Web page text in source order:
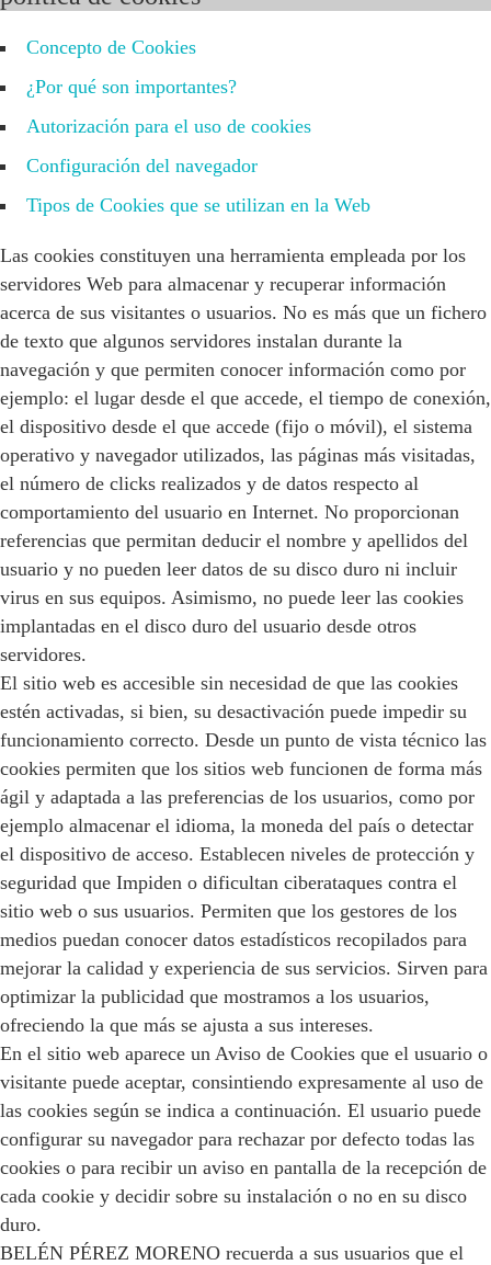
Concepto de Cookies
¿Por qué son importantes?
Autorización para el uso de cookies
Configuración del navegador
Tipos de Cookies que se utilizan en la Web
Las cookies constituyen una herramienta empleada por los
servidores Web para almacenar y recuperar información
acerca de sus visitantes o usuarios. No es más que un fichero
de texto que algunos servidores instalan durante la
navegación y que permiten conocer información como por
ejemplo: el lugar desde el que accede, el tiempo de conexión,
el dispositivo desde el que accede (fijo o móvil), el sistema
operativo y navegador utilizados, las páginas más visitadas,
el número de clicks realizados y de datos respecto al
comportamiento del usuario en Internet. No proporcionan
referencias que permitan deducir el nombre y apellidos del
usuario y no pueden leer datos de su disco duro ni incluir
virus en sus equipos. Asimismo, no puede leer las cookies
implantadas en el disco duro del usuario desde otros
servidores.
El sitio web es accesible sin necesidad de que las cookies
estén activadas, si bien, su desactivación puede impedir su
funcionamiento correcto. Desde un punto de vista técnico las
cookies permiten que los sitios web funcionen de forma más
ágil y adaptada a las preferencias de los usuarios, como por
ejemplo almacenar el idioma, la moneda del país o detectar
el dispositivo de acceso. Establecen niveles de protección y
seguridad que Impiden o dificultan ciberataques contra el
sitio web o sus usuarios. Permiten que los gestores de los
medios puedan conocer datos estadísticos recopilados para
mejorar la calidad y experiencia de sus servicios. Sirven para
optimizar la publicidad que mostramos a los usuarios,
ofreciendo la que más se ajusta a sus intereses.
En el sitio web aparece un Aviso de Cookies que el usuario o
visitante puede aceptar, consintiendo expresamente al uso de
las cookies según se indica a continuación. El usuario puede
configurar su navegador para rechazar por defecto todas las
cookies o para recibir un aviso en pantalla de la recepción de
cada cookie y decidir sobre su instalación o no en su disco
duro.
BELÉN PÉREZ MORENO recuerda a sus usuarios que el